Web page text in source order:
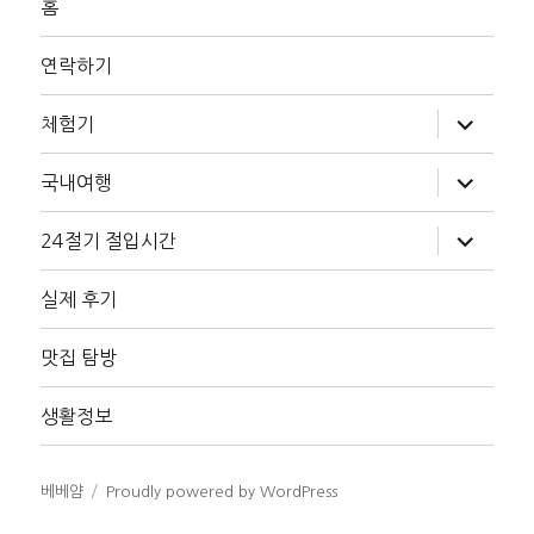
홈
연락하기
체험기
위
메
확
장
국내여행
위
메
확
장
24절기 절입시간
위
메
장
실제 후기
맛집 탐방
생활정보
베베얌 Proudly powered by WordPress